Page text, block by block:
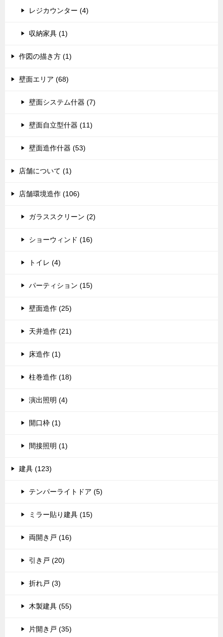
レジカウンター (4)
収納家具 (1)
作図の描き方 (1)
壁面エリア (68)
壁面システム什器 (7)
壁面自立型什器 (11)
壁面造作什器 (53)
店舗について (1)
店舗環境造作 (106)
ガラススクリーン (2)
ショーウィンド (16)
トイレ (4)
パーティション (15)
壁面造作 (25)
天井造作 (21)
床造作 (1)
柱巻造作 (18)
演出照明 (4)
開口枠 (1)
間接照明 (1)
建具 (123)
テンパーライトドア (5)
ミラー貼り建具 (15)
両開き戸 (16)
引き戸 (20)
折れ戸 (3)
木製建具 (55)
片開き戸 (35)